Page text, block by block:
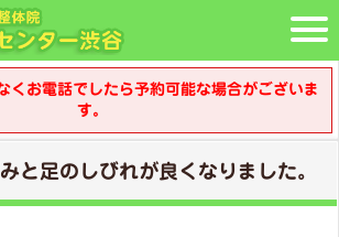
くお電話でしたら予約可能な場合がございま
す。
と足のしびれが良くなりました。